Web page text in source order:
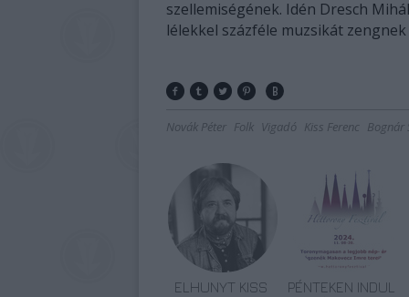
szellemiségének. Idén Dresch
lélekkel százféle muzsikát
Novák Péter Folk Vigadó Kiss Ferenc Bognár
ELHUNYT KISS
PÉNTEKEN INDUL